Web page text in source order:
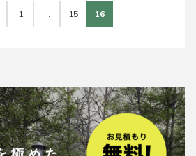
ペ
1
ペ
15
ペ
16